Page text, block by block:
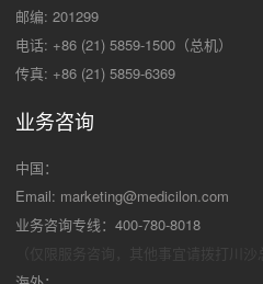
邮编: 201299
电话: +86 (21) 5859-1500（总机）
传真: +86 (21) 5859-6369
业务咨询
中国：
Email: marketing@medicilon.com
业务咨询专线：400-780-8018